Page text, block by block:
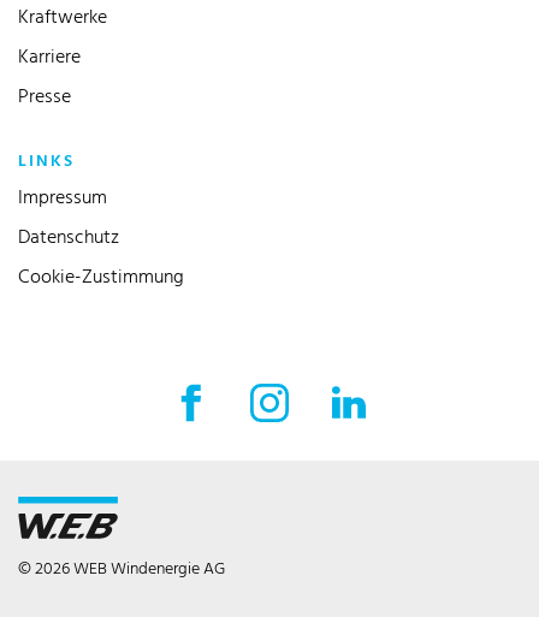
Kraftwerke
Karriere
Presse
LINKS
Impressum
Datenschutz
Cookie-Zustimmung
Facebook Externer Link
Instagram Externer Link
© 2026 WEB Windenergie AG